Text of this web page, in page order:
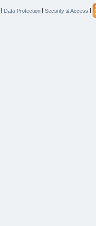
| Data Protection | Security & Access |